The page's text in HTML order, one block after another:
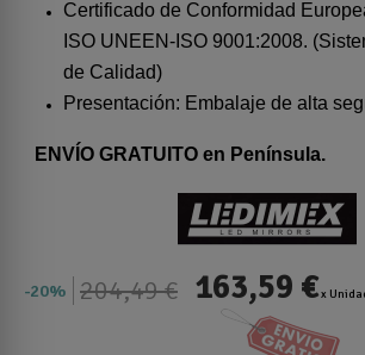
Certificado de Conformidad
ISO UNEEN-ISO 9001:2008.
de Calidad)
Presentación: Embalaje de alta
ENVÍO GRATUITO en Península.
20% 204,49 € 163,59 €x